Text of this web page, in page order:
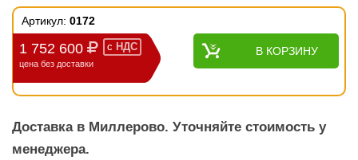
Артикул: 0172
1 752 600 с НДС
цена без доставки
В КОРЗИНУ
Доставка в Миллерово. Уточняйте стоимость у
менеджера.